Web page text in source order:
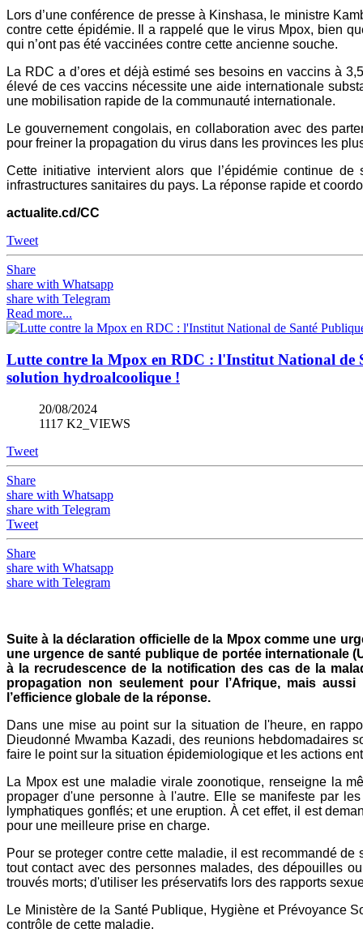
Lors d’une conférence de presse à Kinshasa, le ministre
contre cette épidémie. Il a rappelé que le virus Mpox, bien
qui n’ont pas été vaccinées contre cette ancienne souche.
La RDC a d’ores et déjà estimé ses besoins en vaccins à
élevé de ces vaccins nécessite une aide internationale
une mobilisation rapide de la communauté internationale.
Le gouvernement congolais, en collaboration avec des
pour freiner la propagation du virus dans les provinces les
Cette initiative intervient alors que l’épidémie continue
infrastructures sanitaires du pays. La réponse rapide et
actualite.cd/CC
Tweet
Share
share with Whatsapp
share with Telegram
Read more...
Lutte contre la Mpox en RDC : l'Institut National de
solution hydroalcoolique !
20/08/2024
1117 K2_VIEWS
Tweet
Share
share with Whatsapp
share with Telegram
Tweet
Share
share with Whatsapp
share with Telegram
Suite à la déclaration officielle de la Mpox comme une
une urgence de santé publique de portée internationale
à la recrudescence de la notification des cas de la
propagation non seulement pour l’Afrique, mais
l’efficience globale de la réponse.
Dans une mise au point sur la situation de l'heure, en
Dieudonné Mwamba Kazadi, des reunions hebdomadaires
faire le point sur la situation épidemiologique et les actions
La Mpox est une maladie virale zoonotique, renseigne la
propager d'une personne à l'autre. Elle se manifeste par
lymphatiques gonflés; et une eruption. À cet effet, il est
pour une meilleure prise en charge.
Pour se proteger contre cette maladie, il est recommandé
tout contact avec des personnes malades, des dépouilles
trouvés morts; d'utiliser les préservatifs lors des rapports
Le Ministère de la Santé Publique, Hygiène et Prévoyance
contrôle de cette maladie.